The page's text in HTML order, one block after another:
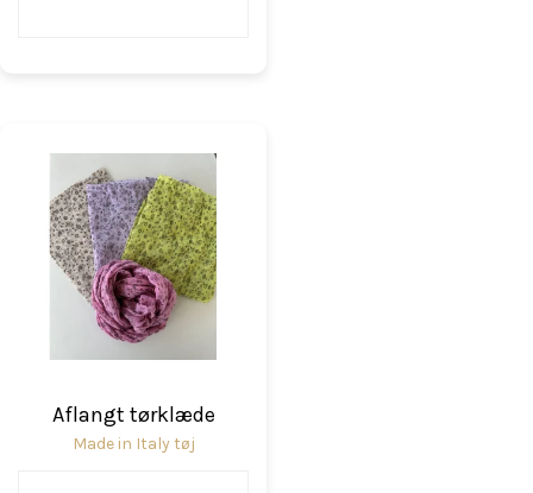
Aflangt tørklæde
Made in Italy tøj